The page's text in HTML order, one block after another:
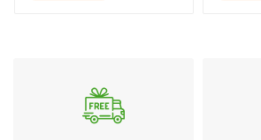
Ширина упаковки товара
Работает с HOMMYN